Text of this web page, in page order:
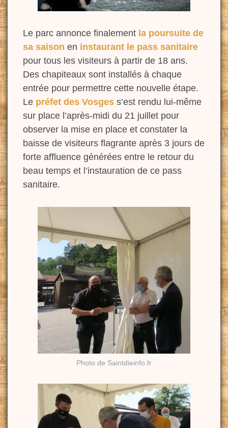
Le parc annonce finalement la poursuite de
sa saison en instaurant le pass sanitaire
pour tous les visiteurs à partir de 18 ans.
Des chapiteaux sont installés à chaque
entrée pour permettre cette nouvelle étape.
Le préfet des Vosges s’est rendu lui-même
sur place l’après-midi du 21 juillet pour
observer la mise en place et constater la
baisse de visiteurs flagrante après 3 jours de
forte affluence générées entre le retour du
beau temps et l’instauration de ce pass
sanitaire.
Photo de Saintdieinfo.fr